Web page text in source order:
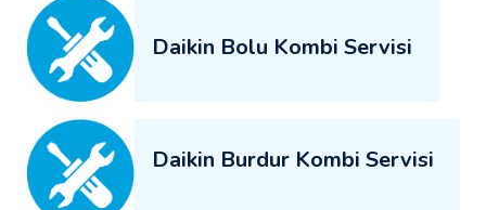
Daikin Bolu Kombi Servisi
Daikin Burdur Kombi Servisi